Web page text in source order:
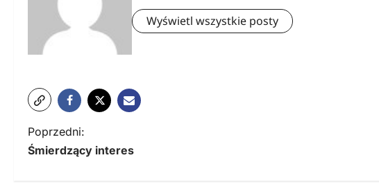
Wyświetl wszystkie posty
N
a
Poprzedni:
Śmierdzący interes